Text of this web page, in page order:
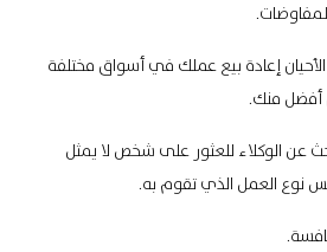
إعادة بيع عملك في أسواق مختلفة
أفضل منك.
عن الوكلاء للعثور على شخص لا يمثل
نوع العمل الذي تقوم به.